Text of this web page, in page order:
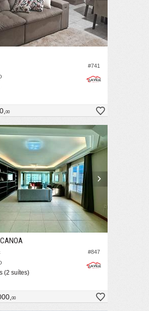
#741
00
#847
(2 suítes)
00